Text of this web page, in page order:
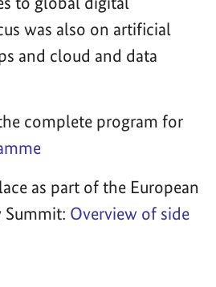
was also on artificial
and cloud and data
complete program for
as part of the European
Summit: Overview of side